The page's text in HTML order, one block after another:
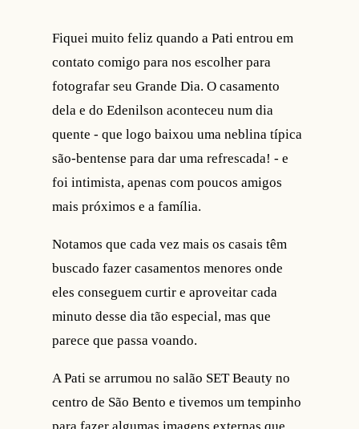
Fiquei muito feliz quando a Pati entrou em
contato comigo para nos escolher para
fotografar seu Grande Dia. O casamento
dela e do Edenilson aconteceu num dia
quente - que logo baixou uma neblina típica
são-bentense para dar uma refrescada! - e
foi intimista, apenas com poucos amigos
mais próximos e a família.
Notamos que cada vez mais os casais têm
buscado fazer casamentos menores onde
eles conseguem curtir e aproveitar cada
minuto desse dia tão especial, mas que
parece que passa voando.
A Pati se arrumou no salão SET Beauty no
centro de São Bento e tivemos um tempinho